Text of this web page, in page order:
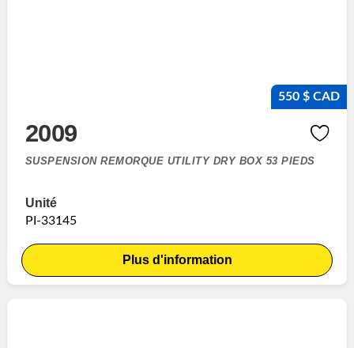
550 $ CAD
2009
SUSPENSION REMORQUE UTILITY DRY BOX 53 PIEDS
Unité
PI-33145
Plus d'information